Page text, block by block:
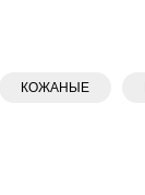
КОЖАНЫЕ